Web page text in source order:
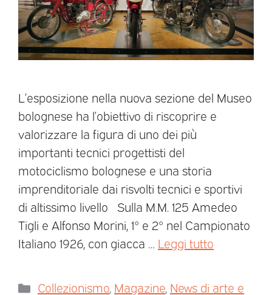
L’esposizione nella nuova sezione del Museo
bolognese ha l’obiettivo di riscoprire e
valorizzare la figura di uno dei più
importanti tecnici progettisti del
motociclismo bolognese e una storia
imprenditoriale dai risvolti tecnici e sportivi
di altissimo livello Sulla M.M. 125 Amedeo
Tigli e Alfonso Morini, 1° e 2° nel Campionato
Italiano 1926, con giacca … Leggi tutto
Collezionismo Magazine News di arte e